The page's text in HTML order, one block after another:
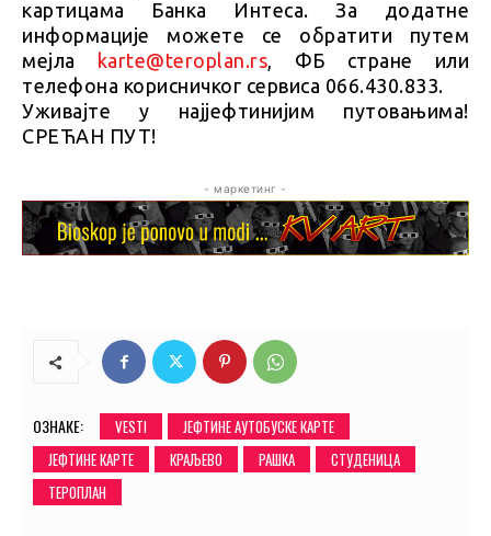
картицама Банка Интеса. За додатне
информације можете се обратити путем
мејла karte@teroplan.rs , ФБ стране или
телефона корисничког сервиса 066.430.833.
Уживајте у најјефтинијим путовањима!
СРЕЋАН ПУТ!
- маркетинг -
ОЗНАКЕ: VESTI
ЈЕФТИНЕ АУТОБУСКЕ КАРТЕ
ЈЕФТИНЕ КАРТЕ
КРАЉЕВО РАШКА
СТУДЕНИЦА
ТЕРОПЛАН